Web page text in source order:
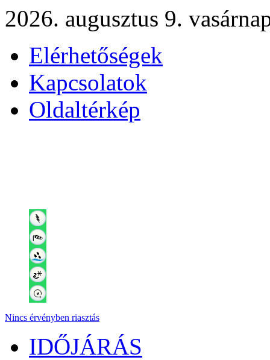
2026. augusztus 9.
Elérhetőségek
Kapcsolatok
Oldaltérkép
Nincs érvényben riasztás
IDŐJÁRÁS